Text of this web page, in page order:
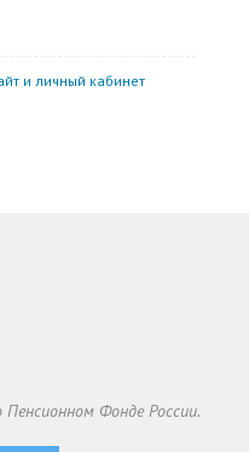
и личный кабинет
Фонде России.